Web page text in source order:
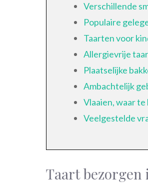
Verschillende
Populaire
Taarten voor
Allergievrije
Plaatselijke
Ambachtelijk
Vlaaien, waar te
Veelgestelde
Taart bezorgen